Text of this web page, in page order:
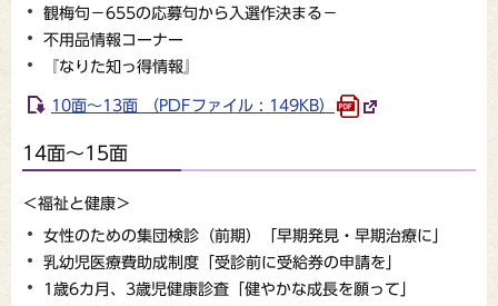
観梅句－655の応募句から入選作決まる－
不用品情報コーナー
『なりた知っ得情報』
10面～13面 （PDFファイル : 149KB）
14面～15面
＜福祉と健康＞
女性のための集団検診（前期）「早期発見・早期治療に」
乳幼児医療費助成制度「受診前に受給券の申請を」
1歳6カ月、3歳児健康診査「健やかな成長を願って」